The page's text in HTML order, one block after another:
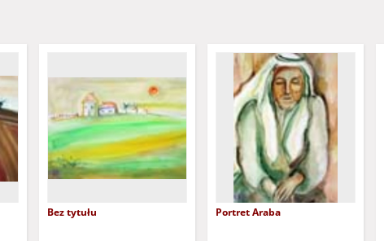
Bez tytułu Portret Araba